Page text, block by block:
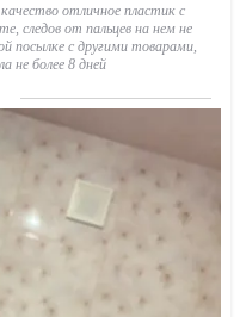
отличное пластик с
следов от пальцев на нем не
посылке с другими товарами,
не более 8 дней